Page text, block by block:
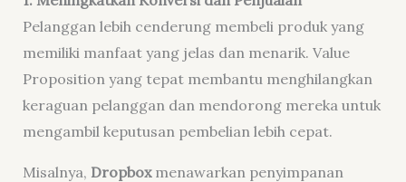
Pelanggan lebih cenderung membeli produk yang
memiliki manfaat yang jelas dan menarik. Value
Proposition yang tepat membantu menghilangkan
keraguan pelanggan dan mendorong mereka untuk
mengambil keputusan pembelian lebih cepat.
Misalnya, Dropboxmenawarkan penyimpanan